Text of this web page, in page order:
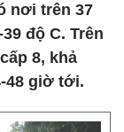
nơi trên 37
độ C. Trên
8, khả
48 giờ tới.